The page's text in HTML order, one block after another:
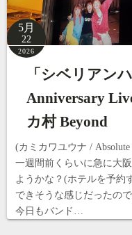
5月
22
2026
「シベリアン
Anniversary
カ村 Beyond
(カミカワユウナ /
一週間前くらいに急に大
ようかな？(ホテルを予約
できそうな感じだったの
今日もバンド…